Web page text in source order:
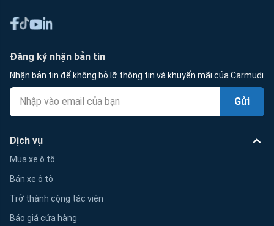
Đăng ký nhận bản tin
Nhận bản tin để không bỏ lỡ thông tin và khuyến mãi của Carmudi
Gửi
Dịch vụ
Mua xe ô tô
Bán xe ô tô
Trở thành cộng tác viên
Báo giá cửa hàng